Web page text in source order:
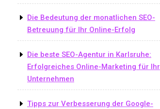
Die Bedeutung der monatlichen SEO-
Betreuung für Ihr Online-Erfolg
Die beste SEO-Agentur in Karlsruhe:
Erfolgreiches Online-Marketing für Ihr
Unternehmen
Tipps zur Verbesserung der Google-